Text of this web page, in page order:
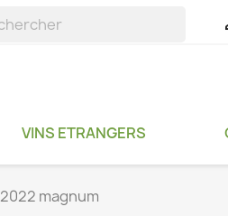
VINS ETRANGERS
magnum